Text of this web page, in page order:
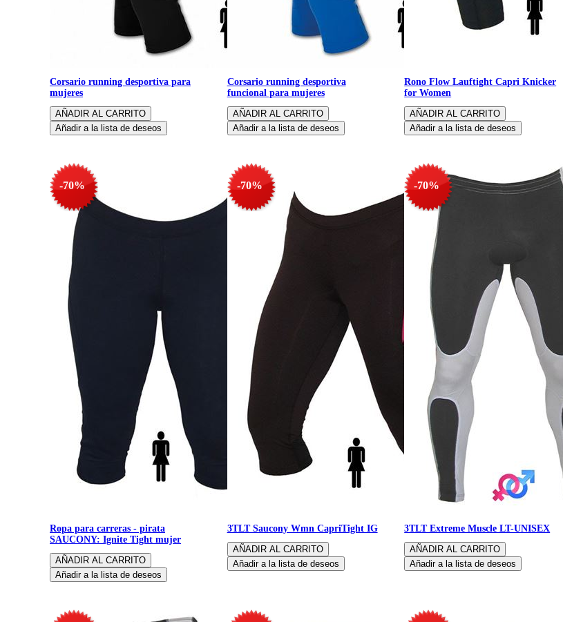
Corsario running desportiva para
mujeres
Corsario running desportiva
funcional para mujeres
Rono Flow Lauftight Capri Knicker
for Women
-70%
Ropa para carreras - pirata
SAUCONY: Ignite Tight mujer
-70%
3TLT Saucony Wmn CapriTight IG
-70%
3TLT Extreme Muscle LT-UNISEX